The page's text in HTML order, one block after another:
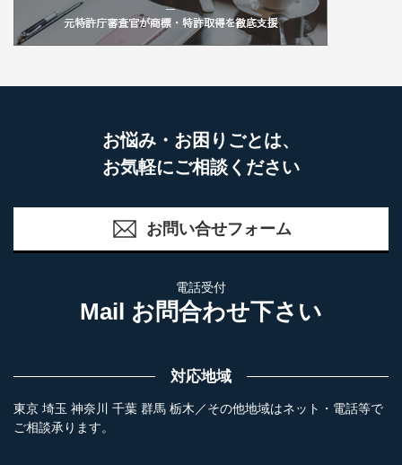
お悩み・お困りごとは、
お気軽にご相談ください
お問い合せフォーム
電話受付
Mail お問合わせ下さい
対応地域
東京 埼玉 神奈川 千葉 群馬 栃木／その他地域はネット・電話等で
ご相談承ります。